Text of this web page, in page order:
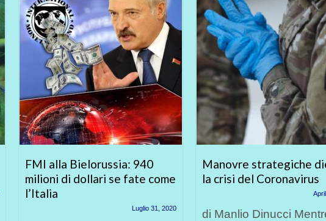
FMI alla Bielorussia: 940
milioni di dollari se fate come
l’Italia
Luglio 31, 2020
Manovre strategiche
la crisi del Coronavirus
di Manlio Dinucci